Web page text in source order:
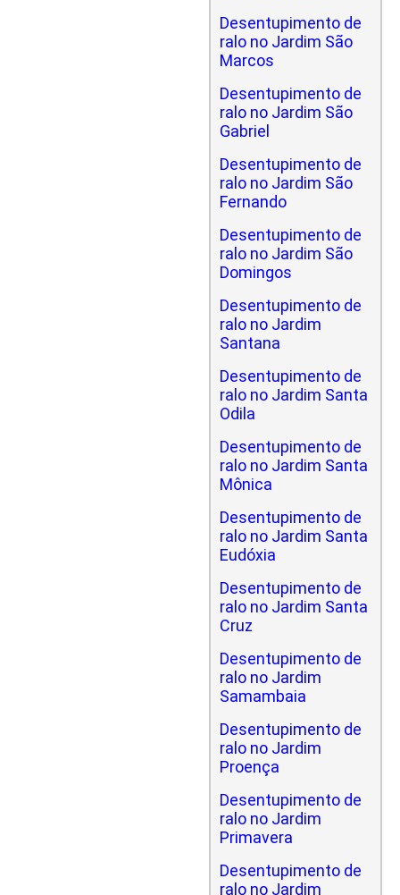
Desentupimento de
ralo no Jardim São
Marcos
Desentupimento de
ralo no Jardim São
Gabriel
Desentupimento de
ralo no Jardim São
Fernando
Desentupimento de
ralo no Jardim São
Domingos
Desentupimento de
ralo no Jardim
Santana
Desentupimento de
ralo no Jardim Santa
Odila
Desentupimento de
ralo no Jardim Santa
Mônica
Desentupimento de
ralo no Jardim Santa
Eudóxia
Desentupimento de
ralo no Jardim Santa
Cruz
Desentupimento de
ralo no Jardim
Samambaia
Desentupimento de
ralo no Jardim
Proença
Desentupimento de
ralo no Jardim
Primavera
Desentupimento de
ralo no Jardim